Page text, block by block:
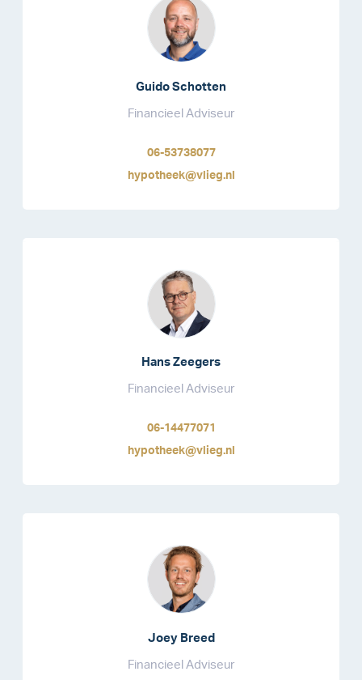
Guido Schotten
Financieel Adviseur
06-53738077
hypotheek@vlieg.nl
Hans Zeegers
Financieel Adviseur
06-14477071
hypotheek@vlieg.nl
Joey Breed
Financieel Adviseur